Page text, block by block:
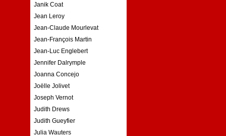
Janik Coat
Jean Leroy
Jean-Claude Mourlevat
Jean-François Martin
Jean-Luc Englebert
Jennifer Dalrymple
Joanna Concejo
Joëlle Jolivet
Joseph Vernot
Judith Drews
Judith Gueyfier
Julia Wauters